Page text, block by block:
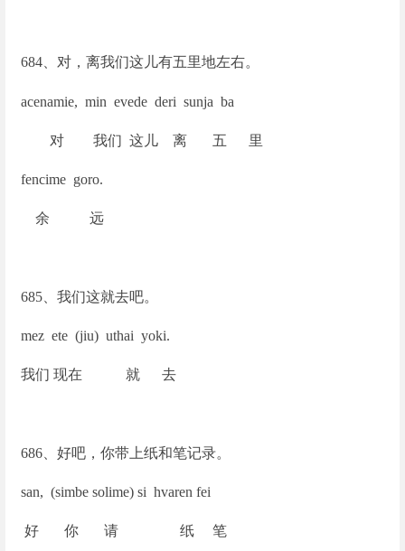
684 、对，离我们这儿有五里地左右。
acenamie, min evede deri sunja ba
对 我们 这儿 离 五 里
fencime goro.
余 远
685 、我们这就去吧。
mez ete (jiu) uthai yoki.
我们 现在 就 去
686 、好吧，你带上纸和笔记录。
san, (simbe solime) si hvaren fei
好 你 请 纸 笔